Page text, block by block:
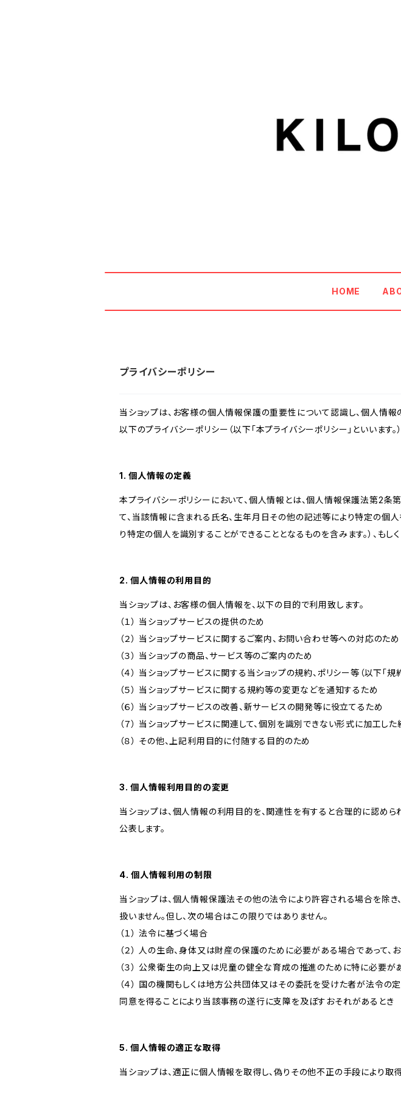
HOME
プライバシーポリシー
当ショップは、お客様の個人情報保護の重要性について認識し、個人情報
以下のプライバシーポリシー（以下「本プライバシーポリシー」といいます
1. 個人情報の定義
本プライバシーポリシーにおいて、個人情報とは、個人情報保護法第2条
て、当該情報に含まれる氏名、生年月日その他の記述等により特定の個
り特定の個人を識別することができることとなるものを含みます。）、も
2. 個人情報の利用目的
当ショップは、お客様の個人情報を、以下の目的で利用致します。
（１） 当ショップサービスの提供のため
（２） 当ショップサービスに関するご案内、お問い合わせ等への対応のため
（３） 当ショップの商品、サービス等のご案内のため
（４） 当ショップサービスに関する当ショップの規約、ポリシー等（以下「
（５） 当ショップサービスに関する規約等の変更などを通知するため
（６） 当ショップサービスの改善、新サービスの開発等に役立てるため
（７） 当ショップサービスに関連して、個別を識別できない形式に加工し
（８） その他、上記利用目的に付随する目的のため
3. 個人情報利用目的の変更
当ショップは、個人情報の利用目的を、関連性を有すると合理的に認め
公表します。
4. 個人情報利用の制限
当ショップは、個人情報保護法その他の法令により許容される場合を除
扱いません。但し、次の場合はこの限りではありません。
（１） 法令に基づく場合
（２） 人の生命、身体又は財産の保護のために必要がある場合であって
（３） 公衆衛生の向上又は児童の健全な育成の推進のために特に必要
（４） 国の機関もしくは地方公共団体又はその委託を受けた者が法令
同意を得ることにより当該事務の遂行に支障を及ぼすおそれがあるとき
5. 個人情報の適正な取得
当ショップは、適正に個人情報を取得し、偽りその他不正の手段により取得